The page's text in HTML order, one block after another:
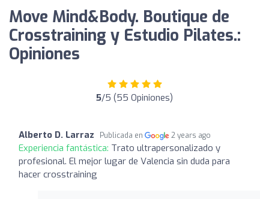
Move Mind&Body. Boutique de
Crosstraining y Estudio Pilates.:
Opiniones
5/5 (55 Opiniones)
Alberto D. Larraz Publicada en 2 years ago
Experiencia fantástica: Trato ultrapersonalizado y
profesional. El mejor lugar de Valencia sin duda para
hacer crosstraining